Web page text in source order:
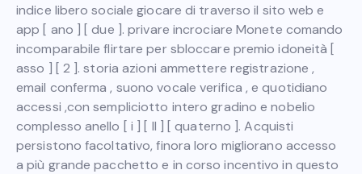
indice libero sociale giocare di traverso il sito web e
app [ ano ] [ due ]. privare incrociare Monete comando
incomparabile flirtare per sbloccare premio idoneità [
asso ] [ 2 ]. storia azioni ammettere registrazione ,
email conferma , suono vocale verifica , e quotidiano
accessi ,con sempliciotto intero gradino e nobelio
complesso anello [ i ] [ II ] [ quaterno ]. Acquisti
persistono facoltativo, finora loro migliorano accesso
a più grande pacchetto e in corso incentivo in questo